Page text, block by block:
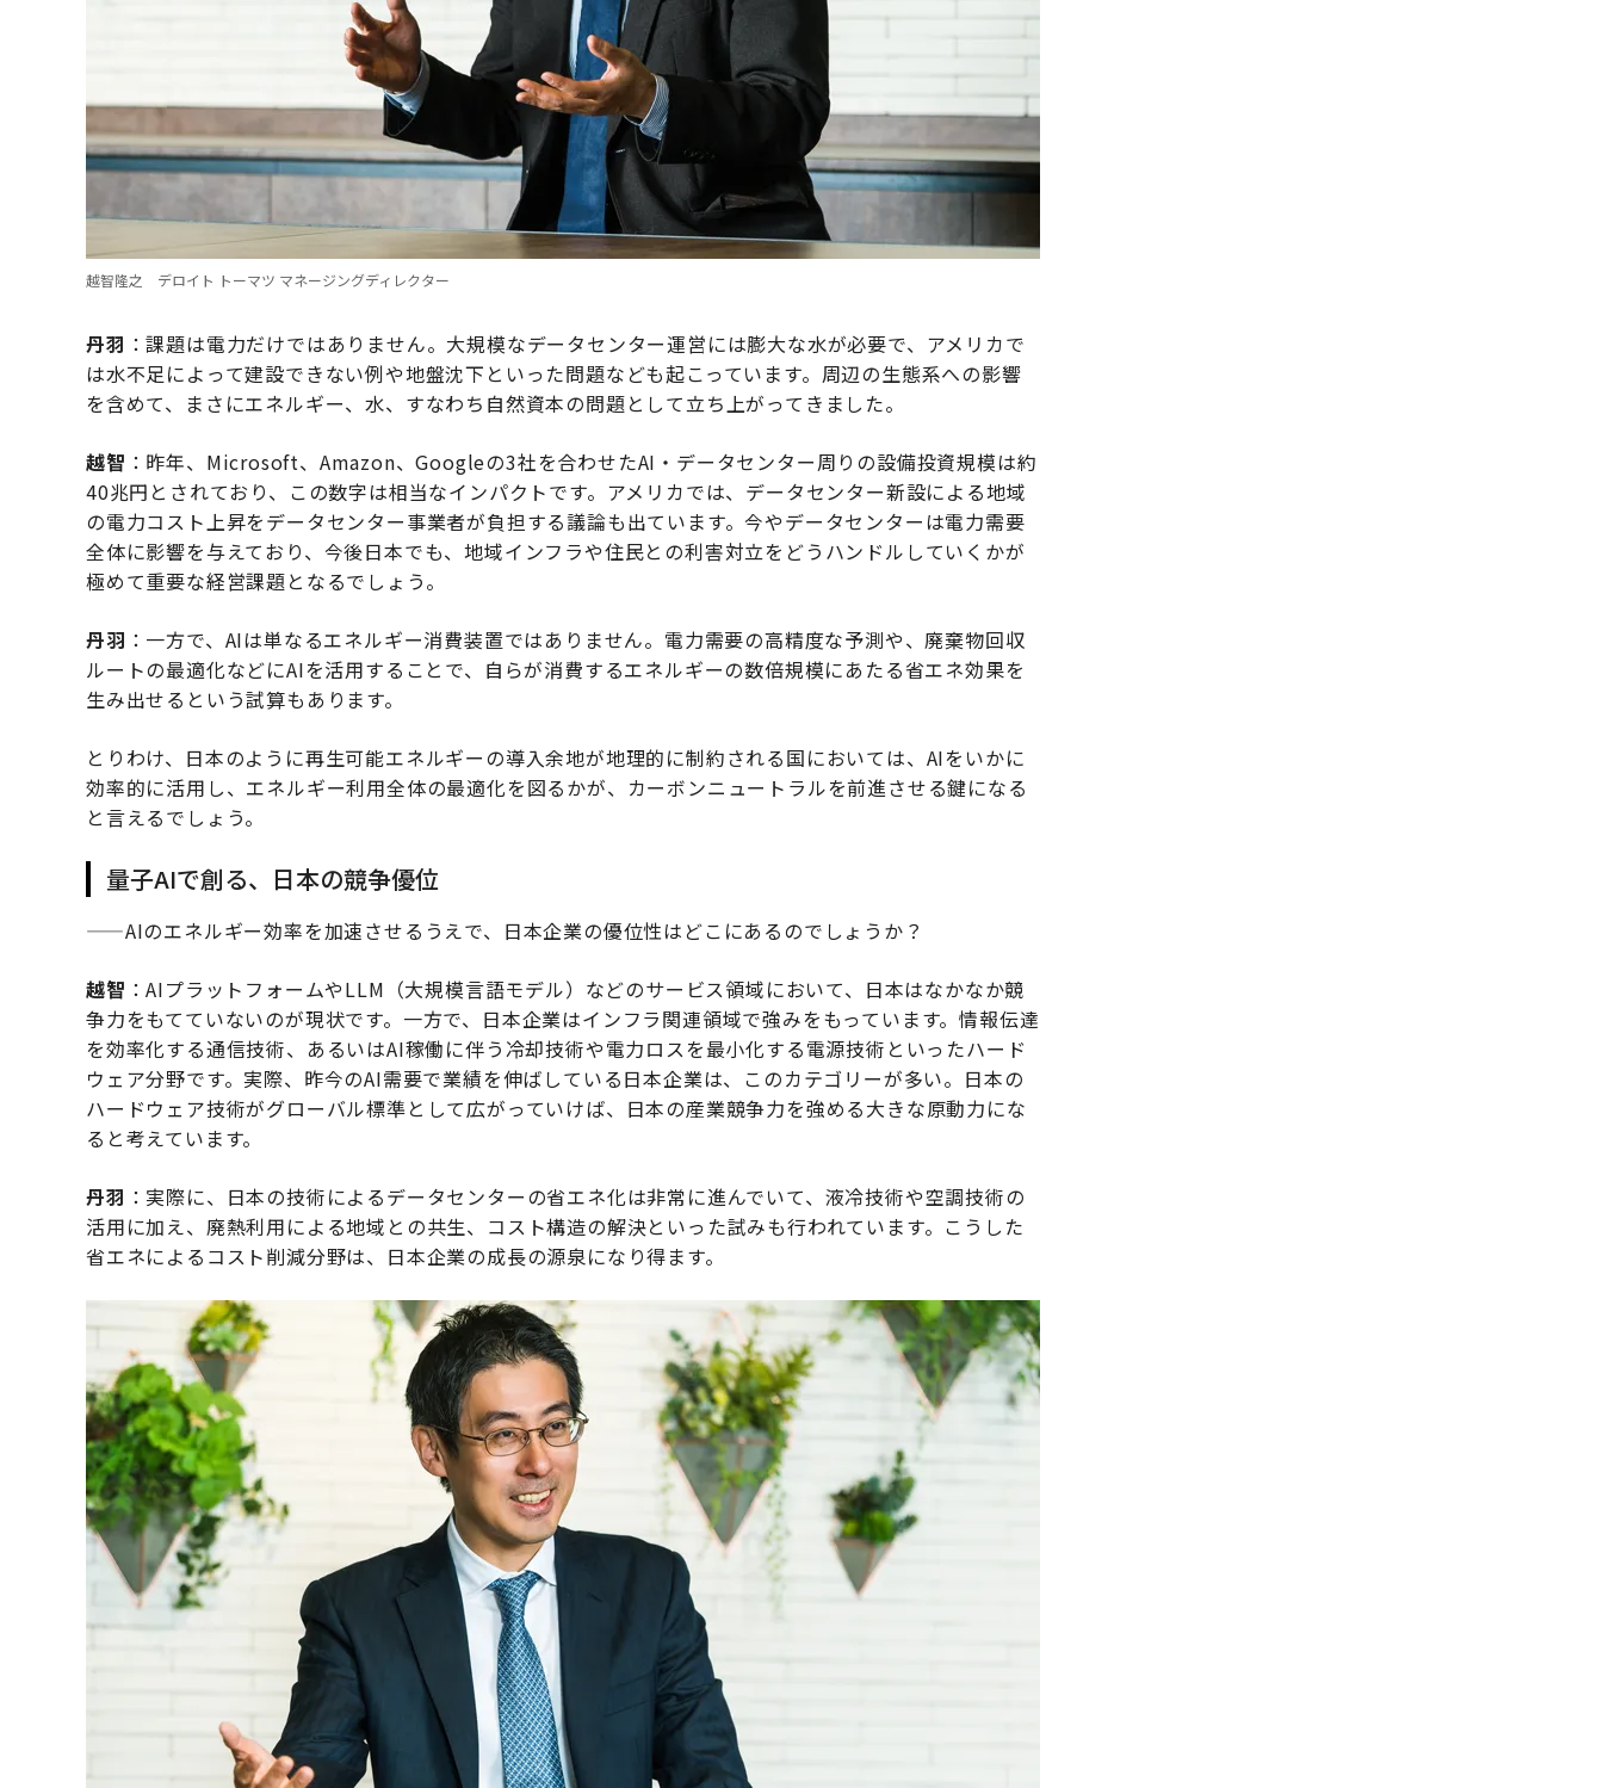
越智隆之 デロイト トーマツ マネージングディレクター
丹羽 ：課題は電力だけではありません。大規模なデータセンター運営には膨大な水が必要で、アメリカで
は水不足によって建設できない例や地盤沈下といった問題なども起こっています。周辺の生態系への影響
を含めて、まさにエネルギー、水、すなわち自然資本の問題として立ち上がってきました。
越智 ：昨年、Microsoft、Amazon、Googleの3社を合わせたAI・データセンター周りの設備投資規模は約
40兆円とされており、この数字は相当なインパクトです。アメリカでは、データセンター新設による地域
の電力コスト上昇をデータセンター事業者が負担する議論も出ています。今やデータセンターは電力需要
全体に影響を与えており、今後日本でも、地域インフラや住民との利害対立をどうハンドルしていくかが
極めて重要な経営課題となるでしょう。
丹羽 ：一方で、AIは単なるエネルギー消費装置ではありません。電力需要の高精度な予測や、廃棄物回収
ルートの最適化などにAIを活用することで、自らが消費するエネルギーの数倍規模にあたる省エネ効果を
生み出せるという試算もあります。
とりわけ、日本のように再生可能エネルギーの導入余地が地理的に制約される国においては、AIをいかに
効率的に活用し、エネルギー利用全体の最適化を図るかが、カーボンニュートラルを前進させる鍵になる
と言えるでしょう。
量子AIで創る、日本の競争優位
——AIのエネルギー効率を加速させるうえで、日本企業の優位性はどこにあるのでしょうか？
越智 ：AIプラットフォームやLLM（大規模言語モデル）などのサービス領域において、日本はなかなか競
争力をもてていないのが現状です。一方で、日本企業はインフラ関連領域で強みをもっています。情報伝達
を効率化する通信技術、あるいはAI稼働に伴う冷却技術や電力ロスを最小化する電源技術といったハード
ウェア分野です。実際、昨今のAI需要で業績を伸ばしている日本企業は、このカテゴリーが多い。日本の
ハードウェア技術がグローバル標準として広がっていけば、日本の産業競争力を強める大きな原動力にな
ると考えています。
丹羽 ：実際に、日本の技術によるデータセンターの省エネ化は非常に進んでいて、液冷技術や空調技術の
活用に加え、廃熱利用による地域との共生、コスト構造の解決といった試みも行われています。こうした
省エネによるコスト削減分野は、日本企業の成長の源泉になり得ます。